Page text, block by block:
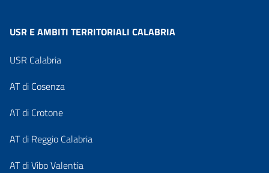
USR E AMBITI TERRITORIALI CALABRIA
USR Calabria
AT di Cosenza
AT di Crotone
AT di Reggio Calabria
AT di Vibo Valentia